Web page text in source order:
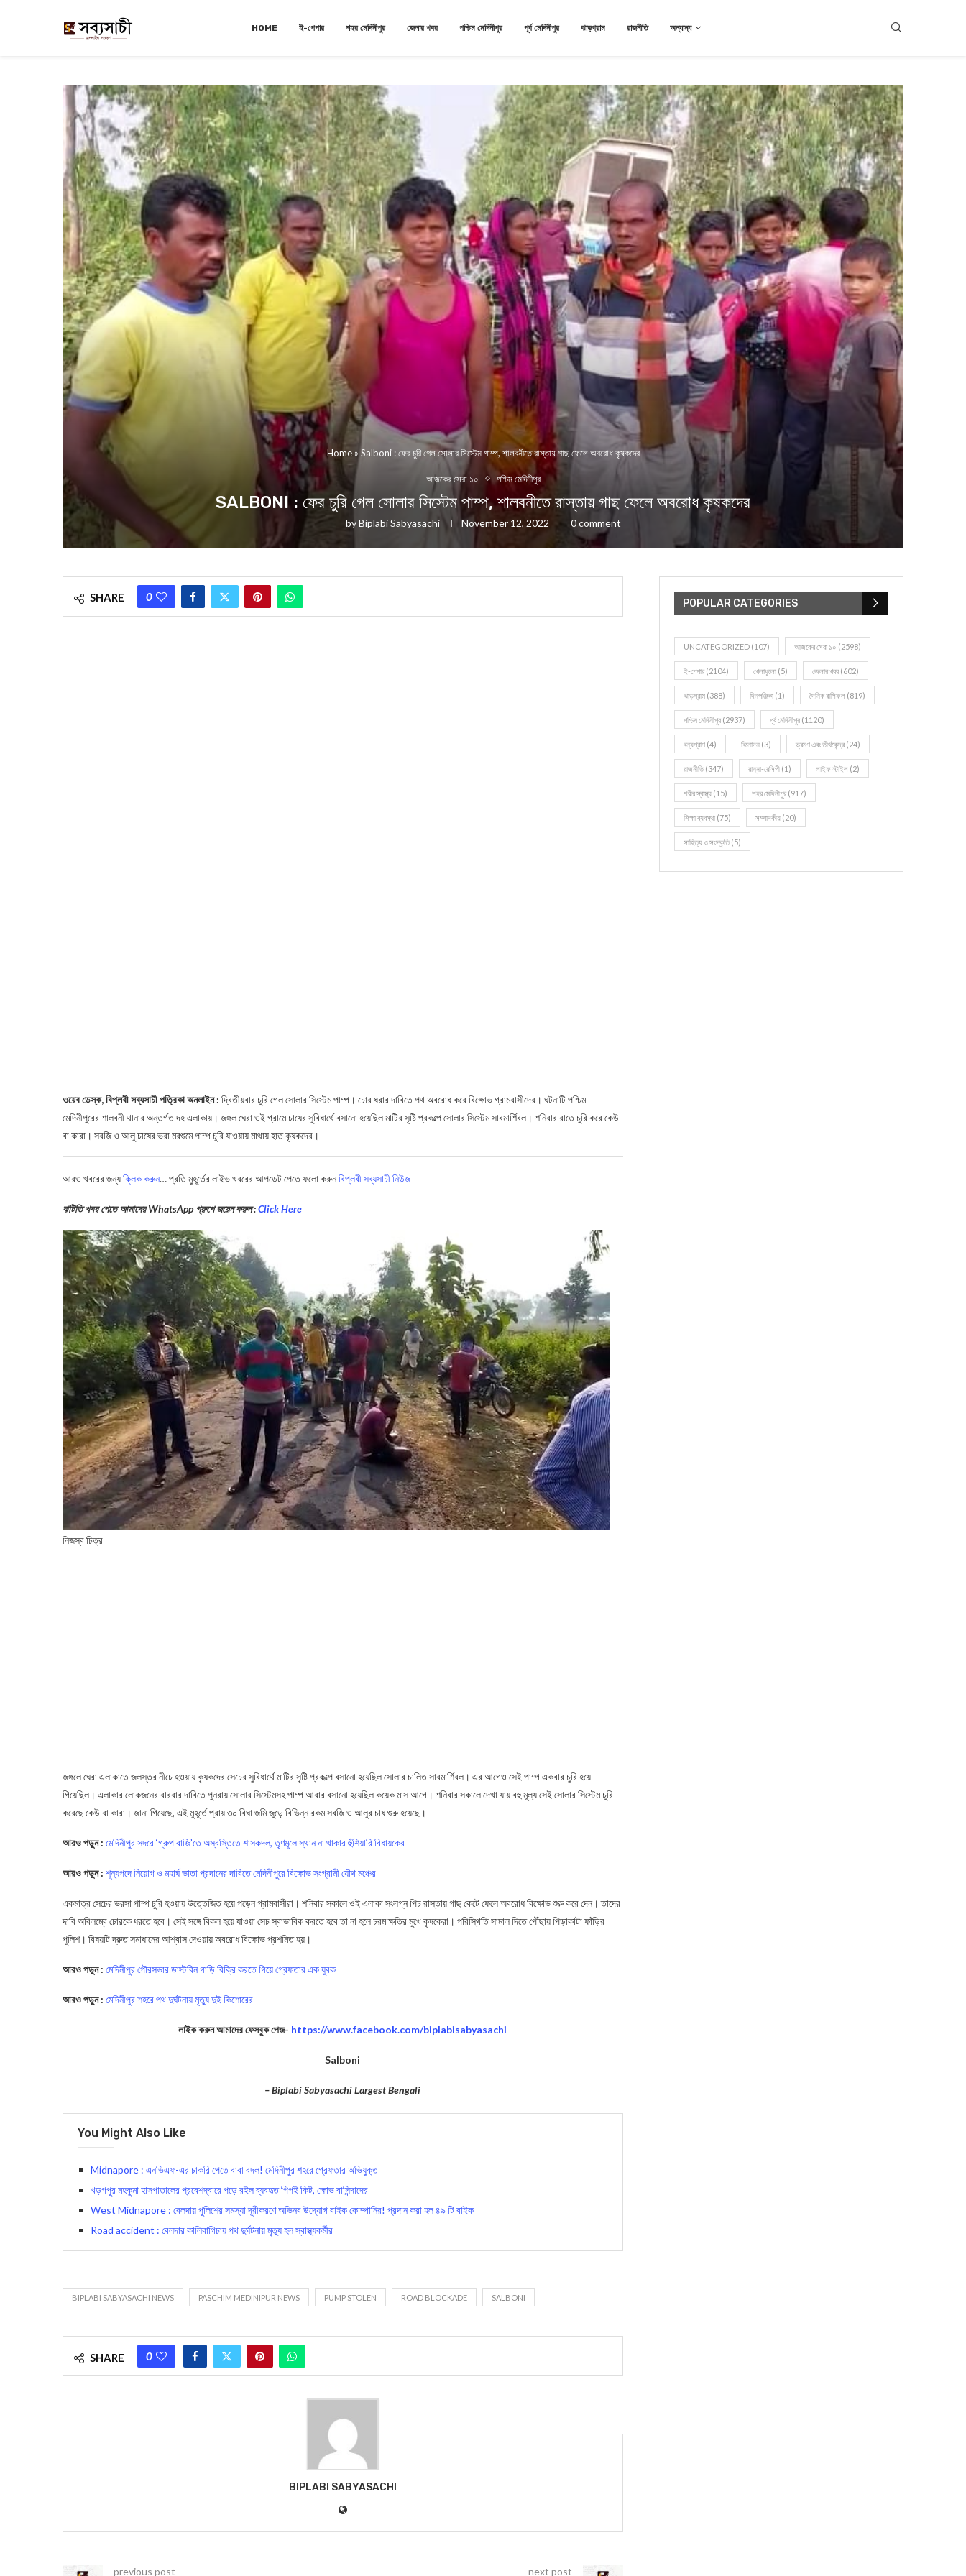
HOME ই-পেপার শহর মেদিনীপুর জেলার খবর পশ্চিম মেদিনীপুর পূর্ব মেদিনীপুর ঝাড়গ্রাম রাজনীতি অন্যান্য
Home» Salboni : ফের চুরি গেল সোলার সিস্টেম পাম্প, শালবনীতে রাস্তায় গাছ ফেলে অবরোধ কৃষকদের
আজকের সেরা ১০ পশ্চিম মেদিনীপুর
SALBONI : ফের চুরি গেল সোলার সিস্টেম পাম্প, শালবনীতে রাস্তায় গাছ ফেলে অবরোধ কৃষকদের
byBiplabi Sabyasachi November 12, 2022 0 comment
SHARE 0
ওয়েব ডেস্ক, বিপ্লবী সব্যসাচী পত্রিকা অনলাইন : দ্বিতীয়বার চুরি গেল সোলার সিস্টেম পাম্প। চোর ধরার দাবিতে পথ অবরোধ করে বিক্ষোভ গ্রামবাসীদের। ঘটনাটি পশ্চিম
মেদিনীপুরের শালবনী থানার অন্তর্গত দহ এলাকায়। জঙ্গল ঘেরা ওই গ্রামে চাষের সুবিধার্থে বসানো হয়েছিল মাটির সৃষ্টি প্রকল্পে সোলার সিস্টেম সাবমার্শিবল। শনিবার রাতে চুরি করে কেউ
বা কারা। সবজি ও আলু চাষের ভরা মরশুমে পাম্প চুরি যাওয়ায় মাথায় হাত কৃষকদের।
আরও খবরের জন্যক্লিক করুন… প্রতি মুহূর্তের লাইভ খবরের আপডেট পেতে ফলো করুনবিপ্লবী সব্যসাচী নিউজ
ঝটিতি খবর পেতে আমাদের WhatsApp গ্রুপে জয়েন করুন :Click Here
নিজস্ব চিত্র
জঙ্গলে ঘেরা এলাকাতে জলস্তর নীচে হওয়ায় কৃষকদের সেচের সুবিধার্থে মাটির সৃষ্টি প্রকল্পে বসানো হয়েছিল সোলার চালিত সাবমার্শিবল। এর আগেও সেই পাম্প একবার চুরি হয়ে
গিয়েছিল। এলাকার লোকজনের বারবার দাবিতে পুনরায় সোলার সিস্টেমসহ পাম্প আবার বসানো হয়েছিল কয়েক মাস আগে। শনিবার সকালে দেখা যায় বহু মূল্য সেই সোলার সিস্টেম চুরি
করেছে কেউ বা কারা। জানা গিয়েছে, এই মুহূর্তে প্রায় ৩০ বিঘা জমি জুড়ে বিভিন্ন রকম সবজি ও আলুর চাষ শুরু হয়েছে।
আরও পড়ুন : মেদিনীপুর সদরে ‘গ্রুপ বাজি’তে অস্বস্তিতে শাসকদল, তৃণমূলে স্থান না থাকার হুঁশিয়ারি বিধায়কের
আরও পড়ুন : শূন্যপদে নিয়োগ ও মহার্ঘ ভাতা প্রদানের দাবিতে মেদিনীপুরে বিক্ষোভ সংগ্রামী যৌথ মঞ্চের
একমাত্র সেচের ভরসা পাম্প চুরি হওয়ায় উত্তেজিত হয়ে পড়েন গ্রামবাসীরা। শনিবার সকালে ওই এলাকা সংলগ্ন পিচ রাস্তায় গাছ কেটে ফেলে অবরোধ বিক্ষোভ শুরু করে দেন। তাদের
দাবি অবিলম্বে চোরকে ধরতে হবে। সেই সঙ্গে বিকল হয়ে যাওয়া সেচ স্বাভাবিক করতে হবে তা না হলে চরম ক্ষতির মুখে কৃষকেরা। পরিস্থিতি সামাল দিতে পৌঁছায় পিড়াকাটা ফাঁড়ির
পুলিশ। বিষয়টি দ্রুত সমাধানের আশ্বাস দেওয়ায় অবরোধ বিক্ষোভ প্রশমিত হয়।
আরও পড়ুন : মেদিনীপুর পৌরসভার ডাস্টবিন গাড়ি বিক্রি করতে গিয়ে গ্রেফতার এক যুবক
আরও পড়ুন : মেদিনীপুর শহরে পথ দুর্ঘটনায় মৃত্যু দুই কিশোরের
লাইক করুন আমাদের ফেসবুক পেজ- https://www.facebook.com/biplabisabyasachi
Salboni
– Biplabi Sabyasachi Largest Bengali
You Might Also Like
Midnapore : এনভিএফ-এর চাকরি পেতে বাবা বদল! মেদিনীপুর শহরে গ্রেফতার অভিযুক্ত
খড়গপুর মহকুমা হাসপাতালের প্রবেশদ্বারে পড়ে রইল ব্যবহৃত পিপই কিট, ক্ষোভ বাসিন্দাদের
West Midnapore : বেলদায় পুলিশের সমস্যা দূরীকরণে অভিনব উদ্যোগ বাইক কোম্পানির! প্রদান করা হল ৪৯ টি ব‍াইক
Road accident : বেলদার কালিবাগিচায় পথ দুর্ঘটনায় মৃত্যু হল স্বাস্থ্যকর্মীর
BIPLABI SABYASACHI NEWS PASCHIM MEDINIPUR NEWS PUMP STOLEN ROAD BLOCKADE SALBONI
SHARE 0
BIPLABI SABYASACHI
previous post next post
POPULAR CATEGORIES
UNCATEGORIZED (107) আজকের সেরা ১০ (2598)
ই-পেপার (2104) খেলাধূলো (5) জেলার খবর (602)
ঝাড়গ্রাম (388) দিনপঞ্জিকা (1) দৈনিক রাশিফল (819)
পশ্চিম মেদিনীপুর (2937) পূর্ব মেদিনীপুর (1120)
বন্যপ্রাণ (4) বিনোদন (3) ভ্রমণ এবং তীর্থকেন্দ্র (24)
রাজনীতি(347) রান্না-রেসিপী (1) লাইফ স্টাইল (2)
শরীর স্বাস্থ্য (15) শহর মেদিনীপুর (917)
শিক্ষা ব্যবস্থা (75) সম্পাদকীয় (20)
সাহিত্য ও সংস্কৃতি(5)